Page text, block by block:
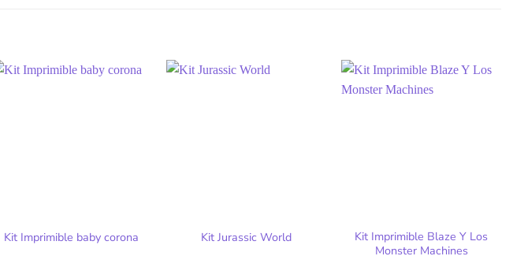
Kit Imprimible baby corona Kit Jurassic World
Kit Imprimible Blaze Y Los
Monster Machines